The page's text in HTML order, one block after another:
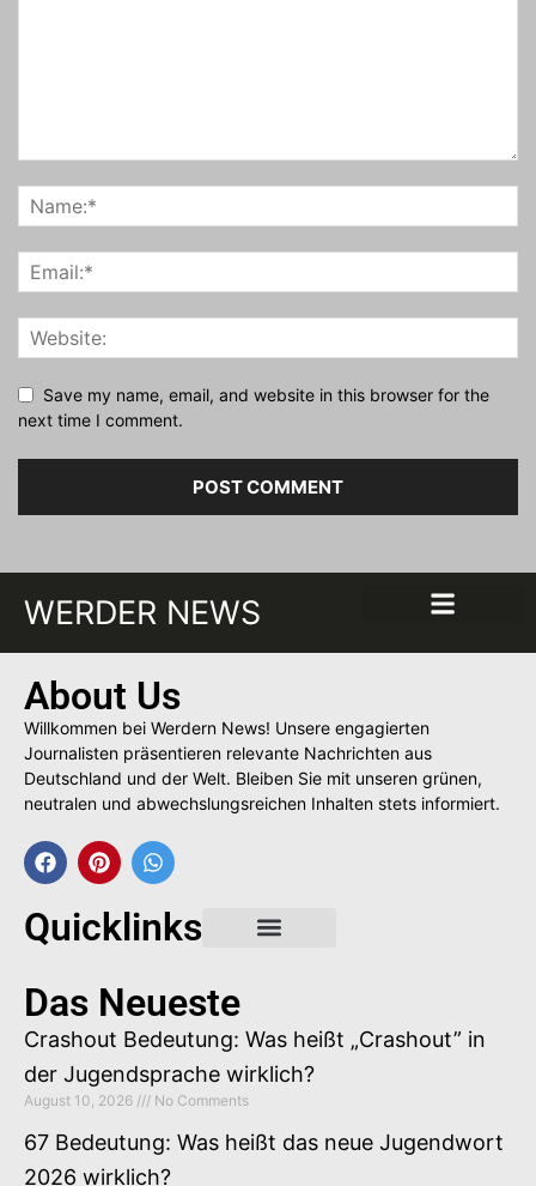
Save my name, email, and website in this browser for the
next time I comment.
WERDER NEWS
About Us
Willkommen bei Werdern News! Unsere engagierten
Journalisten präsentieren relevante Nachrichten aus
Deutschland und der Welt. Bleiben Sie mit unseren grünen,
neutralen und abwechslungsreichen Inhalten stets informiert.
Quicklinks
Das Neueste
Crashout Bedeutung: Was heißt „Crashout” in
der Jugendsprache wirklich?
August 10, 2026 No Comments
67 Bedeutung: Was heißt das neue Jugendwort
2026 wirklich?